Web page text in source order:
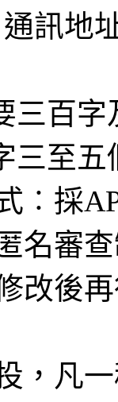
訊地
三百
三至
︰採
名審
改後
，凡